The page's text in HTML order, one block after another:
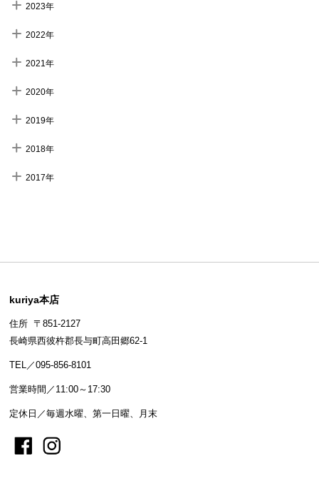
2023年
2022年
2021年
2020年
2019年
2018年
2017年
kuriya本店
住所 〒851-2127
長崎県西彼杵郡長与町高田郷62-1
TEL／095-856-8101
営業時間／11:00～17:30
定休日／毎週水曜、第一日曜、月末